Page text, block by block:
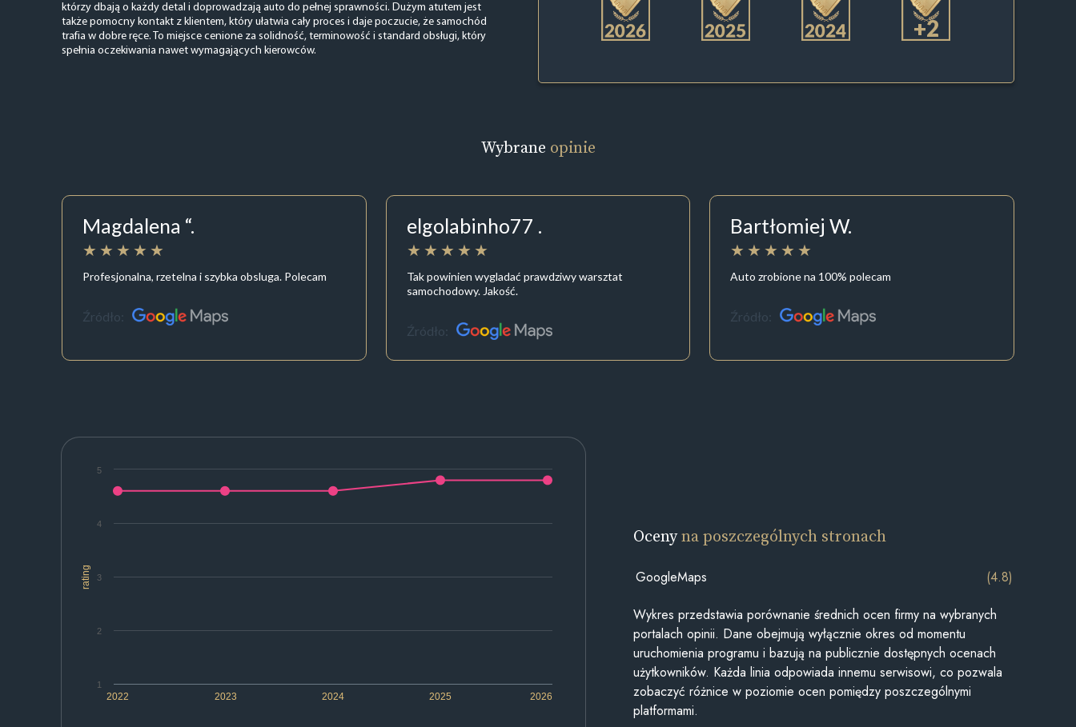
którzy dbają o każdy detal i doprowadzają auto do pełnej sprawności. Dużym atutem jest
także pomocny kontakt z klientem, który ułatwia cały proces i daje poczucie, że samochód
trafia w dobre ręce. To miejsce cenione za solidność, terminowość i standard obsługi, który
spełnia oczekiwania nawet wymagających kierowców.
+2
Wybrane opinie
Magdalena “.
Profesjonalna, rzetelna i szybka obsluga. Polecam
Źródło:
elgolabinho77 .
Tak powinien wygladać prawdziwy warsztat
samochodowy. Jakość.
Źródło:
Bartłomiej W.
Auto zrobione na 100% polecam
Źródło:
rating
2022 2023 2024 2025 2026
1
2
3
4
5
Ocenyna poszczególnych stronach
GoogleMaps (4.8)
Wykres przedstawia porównanie średnich ocen firmy na wybranych
portalach opinii. Dane obejmują wyłącznie okres od momentu
uruchomienia programu i bazują na publicznie dostępnych ocenach
użytkowników. Każda linia odpowiada innemu serwisowi, co pozwala
zobaczyć różnice w poziomie ocen pomiędzy poszczególnymi
platformami.